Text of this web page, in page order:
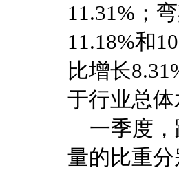
11.31%；
11.18%和
比增长
于行业总
一季度，
量的比重分